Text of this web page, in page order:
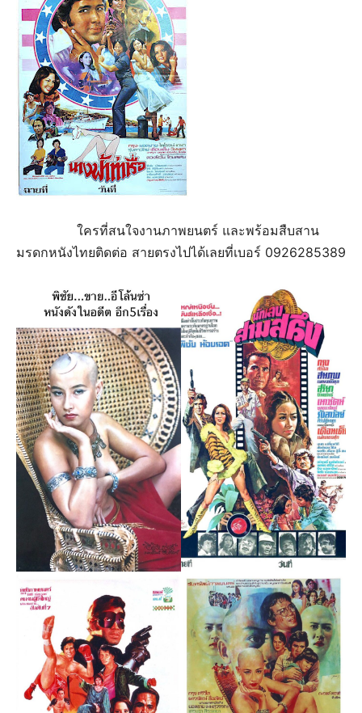
ใครที่สนใจงานภาพยนตร์ และพร้อมสืบสาน
มรดกหนังไทยติดต่อ สายตรงไปได้เลยที่เบอร์ 0926285389